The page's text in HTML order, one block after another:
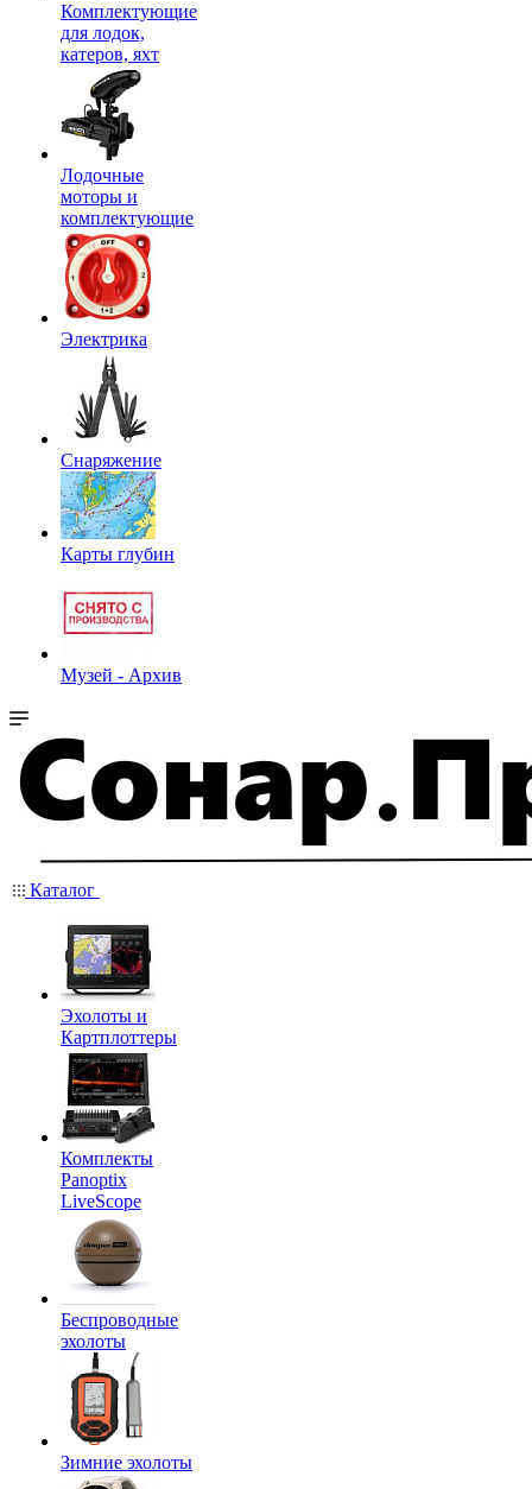
Комплектующие
для лодок,
катеров, яхт
Лодочные
моторы и
комплектующие
Электрика
Снаряжение
Карты глубин
Музей - Архив
Каталог
Эхолоты и
Картплоттеры
Комплекты
Panoptix
LiveScope
Беспроводные
эхолоты
Зимние эхолоты